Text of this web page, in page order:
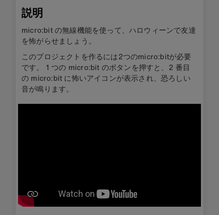
説明
micro:bit の無線機能を使って、ハロウィーンで友達
を怖がらせましょう。
このプロジェクトを作るには2つのmicro:bitが必要
です。 1 つの micro:bit のボタンを押すと、2 番目
の micro:bit に怖いアイコンが表示され、恐ろしい
音が鳴ります。